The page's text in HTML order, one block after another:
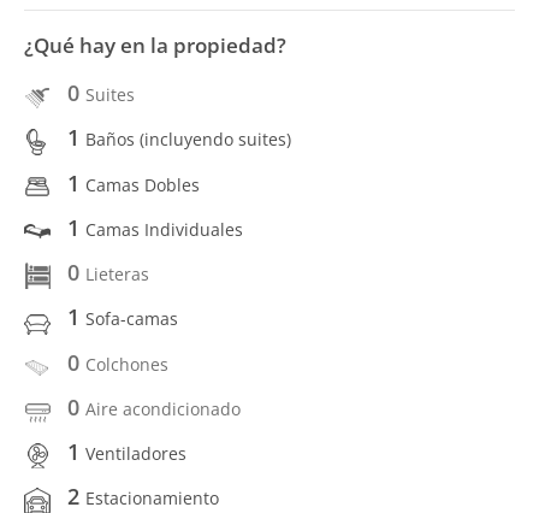
¿Qué hay en la propiedad?
0 Suites
1 Baños (incluyendo suites)
1 Camas Dobles
1 Camas Individuales
0 Lieteras
1 Sofa-camas
0 Colchones
0 Aire acondicionado
1 Ventiladores
2 Estacionamiento